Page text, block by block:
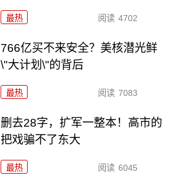
最热 阅读 4702
766亿买不来安全？美核潜光鲜
\"大计划\"的背后
最热 阅读 7083
删去28字，扩军一整本！高市的
把戏骗不了东大
最热 阅读 6045